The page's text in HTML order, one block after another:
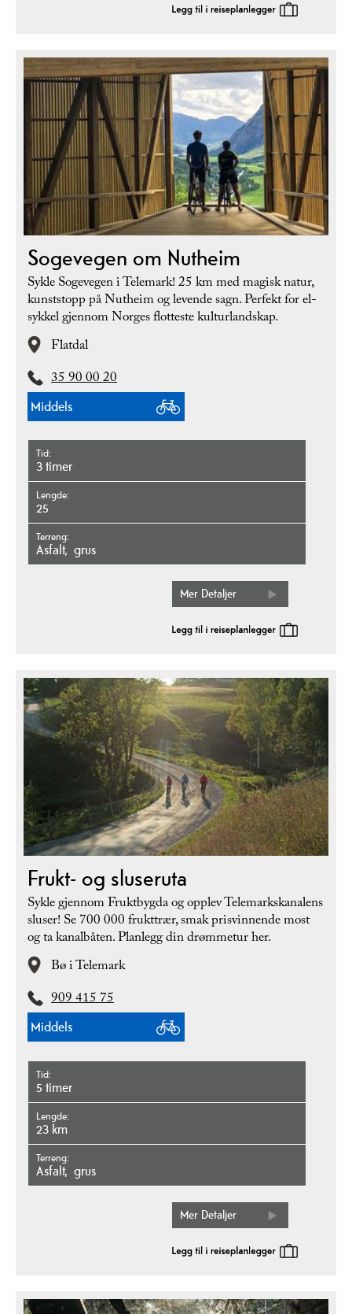
Sogevegen om Nutheim
Sykle Sogevegen i Telemark! 25 km med magisk natur,
kunststopp på Nutheim og levende sagn. Perfekt for el-
sykkel gjennom Norges flotteste kulturlandskap.
Flatdal
35 90 00 20
Middels
Tid
3 timer
Lengde
25
Terreng
asfalt grus
Mer Detaljer
Frukt- og sluseruta
Sykle gjennom Fruktbygda og opplev Telemarkskanalens
sluser! Se 700 000 frukttrær, smak prisvinnende most
og ta kanalbåten. Planlegg din drømmetur her.
Bø i Telemark
909 415 75
Middels
Tid
5 timer
Lengde
23 km
Terreng
asfalt grus
Mer Detaljer